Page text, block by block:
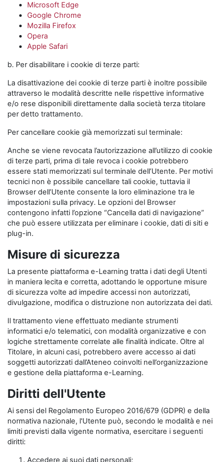
Microsoft Edge
Google Chrome
Mozilla Firefox
Opera
Apple Safari
b. Per disabilitare i cookie di terze parti:
La disattivazione dei cookie di terze parti è inoltre possibile
attraverso le modalità descritte nelle rispettive informative
e/o rese disponibili direttamente dalla società terza titolare
per detto trattamento.
Per cancellare cookie già memorizzati sul terminale:
Anche se viene revocata l’autorizzazione all’utilizzo di cookie
di terze parti, prima di tale revoca i cookie potrebbero
essere stati memorizzati sul terminale dell’Utente. Per motivi
tecnici non è possibile cancellare tali cookie, tuttavia il
Browser dell’Utente consente la loro eliminazione tra le
impostazioni sulla privacy. Le opzioni del Browser
contengono infatti l’opzione “Cancella dati di navigazione”
che può essere utilizzata per eliminare i cookie, dati di siti e
plug-in.
Misure di sicurezza
La presente piattaforma e-Learning tratta i dati degli Utenti
in maniera lecita e corretta, adottando le opportune misure
di sicurezza volte ad impedire accessi non autorizzati,
divulgazione, modifica o distruzione non autorizzata dei dati.
Il trattamento viene effettuato mediante strumenti
informatici e/o telematici, con modalità organizzative e con
logiche strettamente correlate alle finalità indicate. Oltre al
Titolare, in alcuni casi, potrebbero avere accesso ai dati
soggetti autorizzati dall’Ateneo coinvolti nell’organizzazione
e gestione della piattaforma e-Learning.
Diritti dell'Utente
Ai sensi del Regolamento Europeo 2016/679 (GDPR) e della
normativa nazionale, l'Utente può, secondo le modalità e nei
limiti previsti dalla vigente normativa, esercitare i seguenti
diritti:
Accedere ai suoi dati personali;